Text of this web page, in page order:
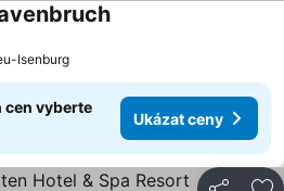
Ukázat ceny
Isenburg
cen vyberte
Ukázat ceny